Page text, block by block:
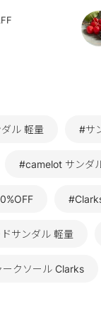
ル 軽量 #サ
#camelot サンダ
サンダル 軽量
ークソール Clarks